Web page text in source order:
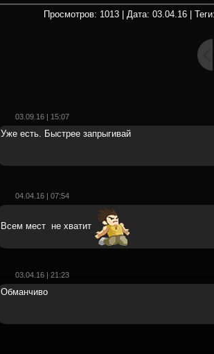
Просмотров: 1013 | Дата: 03.04.16 |
03.09.16 | 15:07
Уже есть. Быстрее запрыгивай
04.04.16 | 07:54
Всем мест не хватит
03.04.16 | 21:23
Обманчиво